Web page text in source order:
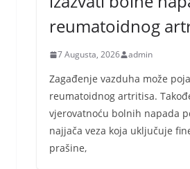
reumatoidnog
7 Augusta, 2026 admin
Zagađenje vazduha može
reumatoidnog artritisa.
vjerovatnoću bolnih napada
najjača veza koja uključuje
prašine,